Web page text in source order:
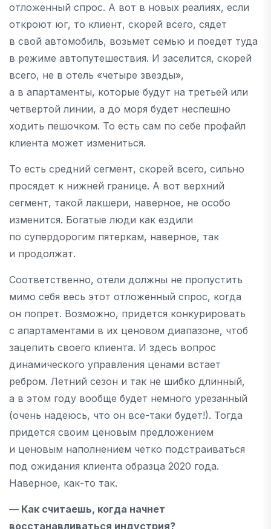
отложенный спрос. А вот в новых реалиях, если
откроют юг, то клиент, скорей всего, сядет
в свой автомобиль, возьмет семью и поедет туда
в режиме автопутешествия. И заселится, скорей
всего, не в отель «четыре звезды»,
а в апартаменты, которые будут на третьей или
четвертой линии, а до моря будет неспешно
ходить пешочком. То есть сам по себе профайл
клиента может измениться.
То есть средний сегмент, скорей всего, сильно
просядет к нижней границе. А вот верхний
сегмент, такой лакшери, наверное, не особо
изменится. Богатые люди как ездили
по супердорогим пятеркам, наверное, так
и продолжат.
Соответственно, отели должны не пропустить
мимо себя весь этот отложенный спрос, когда
он попрет. Возможно, придется конкурировать
с апартаментами в их ценовом диапазоне, чтоб
зацепить своего клиента. И здесь вопрос
динамического управления ценами встает
ребром. Летний сезон и так не шибко длинный,
а в этом году вообще будет немного урезанный
(очень надеюсь, что он все-таки будет!). Тогда
придется своим ценовым предложением
и ценовым наполнением четко подстраиваться
под ожидания клиента образца 2020 года.
Наверное, как-то так.
— Как считаешь, когда начнет
восстанавливаться индустрия?